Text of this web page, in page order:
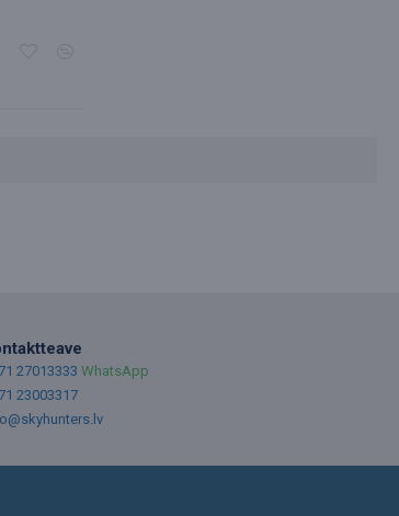
27013333 WhatsApp
23003317